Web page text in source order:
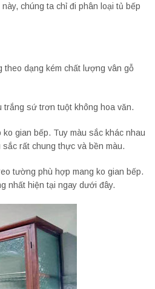
chúng ta chỉ đi phân loại tủ bếp
dạng kém chất lượng vân gỗ
trắng sứ trơn tuột không hoa văn.
gian bếp. Tuy màu sắc khác nhau
rất chung thực và bền màu.
tường phù hợp mang ko gian bếp.
nhất hiện tại ngay dưới đây.